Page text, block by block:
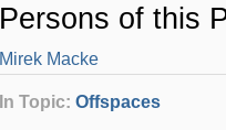
Persons of this
Mirek Macke
In Topic:Offspaces